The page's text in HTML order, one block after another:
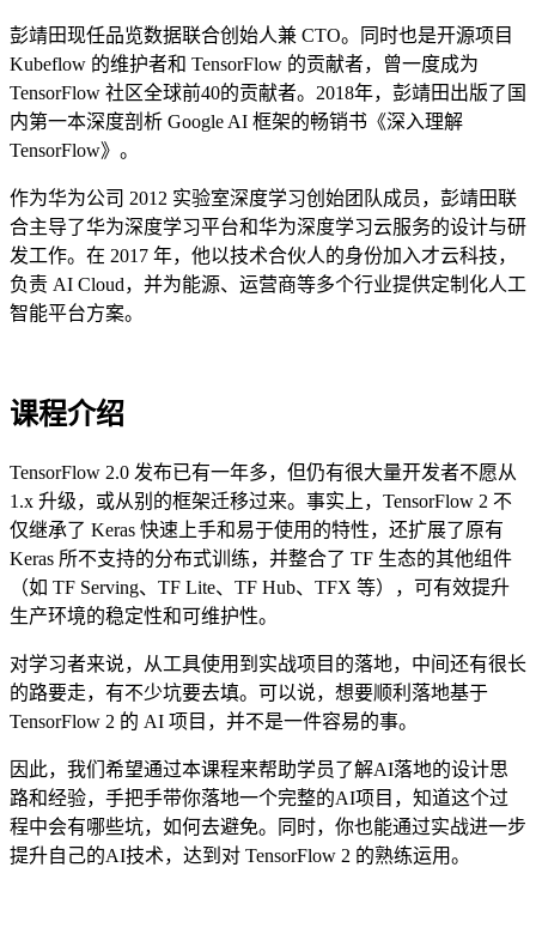
彭靖田现任品览数据联合创始人兼 CTO。同时也是开源项目
Kubeflow 的维护者和 TensorFlow 的贡献者，曾一度成为
TensorFlow 社区全球前40的贡献者。2018年，彭靖田出版了国
内第一本深度剖析 Google AI 框架的畅销书《深入理解
TensorFlow》。
作为华为公司 2012 实验室深度学习创始团队成员，彭靖田联
合主导了华为深度学习平台和华为深度学习云服务的设计与研
发工作。在 2017 年，他以技术合伙人的身份加入才云科技，
负责 AI Cloud，并为能源、运营商等多个行业提供定制化人工
智能平台方案。
课程介绍
TensorFlow 2.0 发布已有一年多，但仍有很大量开发者不愿从
1.x 升级，或从别的框架迁移过来。事实上，TensorFlow 2 不
仅继承了 Keras 快速上手和易于使用的特性，还扩展了原有
Keras 所不支持的分布式训练，并整合了 TF 生态的其他组件
（如 TF Serving、TF Lite、TF Hub、TFX 等），可有效提升
生产环境的稳定性和可维护性。
对学习者来说，从工具使用到实战项目的落地，中间还有很长
的路要走，有不少坑要去填。可以说，想要顺利落地基于
TensorFlow 2 的 AI 项目，并不是一件容易的事。
因此，我们希望通过本课程来帮助学员了解AI落地的设计思
路和经验，手把手带你落地一个完整的AI项目，知道这个过
程中会有哪些坑，如何去避免。同时，你也能通过实战进一步
提升自己的AI技术，达到对 TensorFlow 2 的熟练运用。